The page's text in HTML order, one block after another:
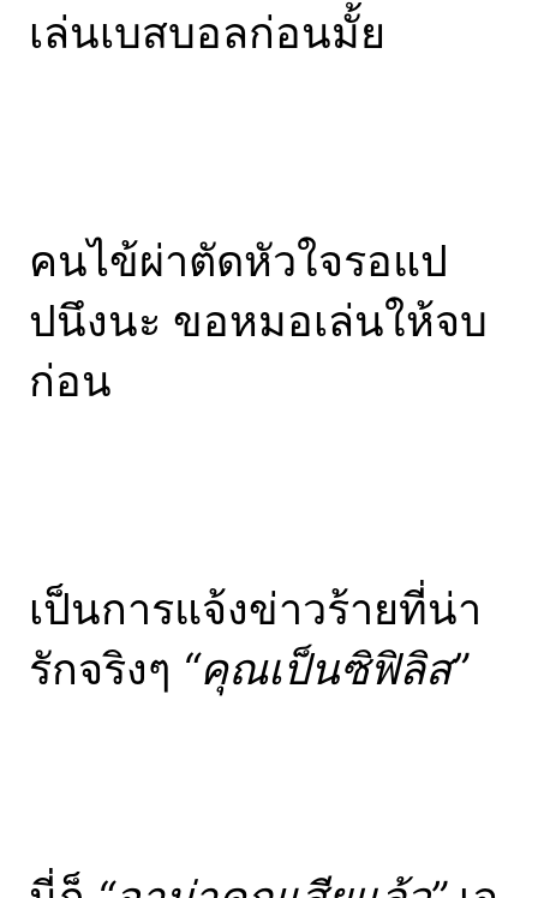
เล่นเบสบอลก่อนมั้ย
คนไข้ผ่าตัดหัวใจรอแป
ปนึงนะ ขอหมอเล่นให้จบ
ก่อน
เป็นการแจ้งข่าวร้ายที่น่า
รักจริงๆ “คุณเป็นซิฟิลิส”